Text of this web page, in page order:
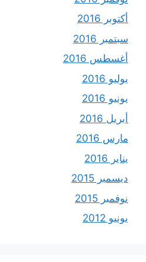
أكتوبر 2016
سبتمبر 2016
أغسطس 2016
يوليو 2016
يونيو 2016
أبريل 2016
مارس 2016
يناير 2016
ديسمبر 2015
نوفمبر 2015
يونيو 2012